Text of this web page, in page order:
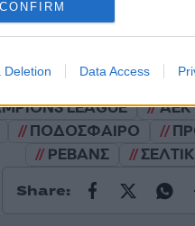
CONFIRM
Deletion Data Access
. Το site προστατεύεται από
LEAGUE
ΑΕΚ
ΠΟΔΟΣΦΑΙΡΟ
ΡΕΒΑΝΣ
ΣΕΛΤΙΚ
Share: